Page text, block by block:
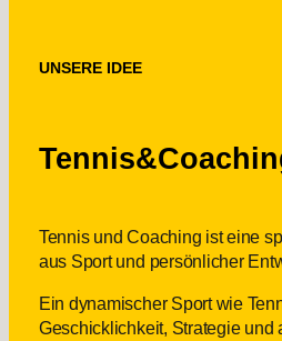
UNSERE IDEE
Tennis und Coaching ist eine
aus Sport und persönlicher
Ein dynamischer Sport wie
Geschicklichkeit, Strategie und